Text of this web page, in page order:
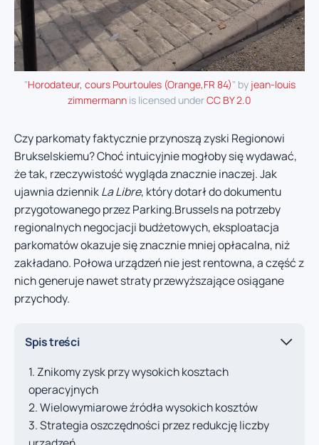
"Horodateur, cours Pourtoules (Orange,FR 84)" by jean-louis
zimmermann is licensed underCC BY 2.0
Czy parkomaty faktycznie przynoszą zyski Regionowi
Brukselskiemu? Choć intuicyjnie mogłoby się wydawać,
że tak, rzeczywistość wygląda znacznie inaczej. Jak
ujawnia dziennikLa Libre, który dotarł do dokumentu
przygotowanego przez Parking.Brussels na potrzeby
regionalnych negocjacji budżetowych, eksploatacja
parkomatów okazuje się znacznie mniej opłacalna, niż
zakładano. Połowa urządzeń nie jest rentowna, a część z
nich generuje nawet straty przewyższające osiągane
przychody.
Spis treści
Znikomy zysk przy wysokich kosztach
operacyjnych
Wielowymiarowe źródła wysokich kosztów
Strategia oszczędności przez redukcję liczby